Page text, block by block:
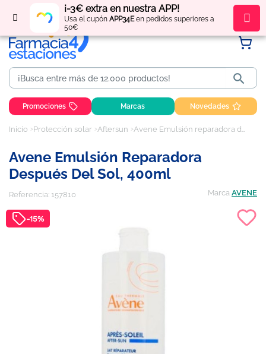
¡-3€ extra en nuestra APP!
Usa el cupón APP34Een pedidos superiores a
50€
Regístratey obténpuntos por tus compras

Promociones Marcas Novedades
Inicio Protección solar Aftersun Avene Emulsión reparadora después del sol, 400ml
Avene Emulsión Reparadora
Después Del Sol, 400ml
Referencia: 157810 Marca AVENE
-15%